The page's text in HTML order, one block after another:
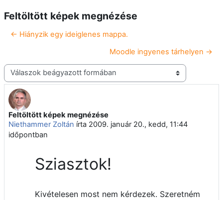
Feltöltött képek megnézése
← Hiányzik egy ideiglenes mappa.
Moodle ingyenes tárhelyen →
Megjelenítési mód
Feltöltött képek megnézése
Niethammer Zoltán írta 2009. január 20., kedd, 11:44
időpontban
Válaszok szám: 0
Sziasztok!
Kivételesen most nem kérdezek. Szeretném